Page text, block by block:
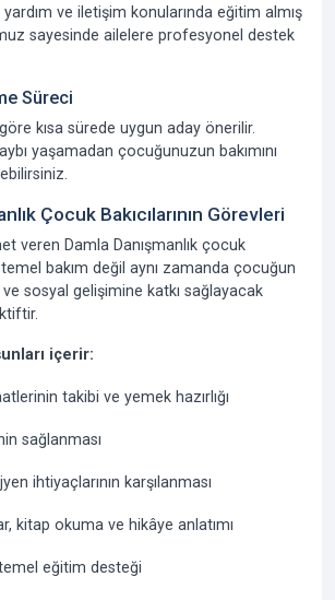
ve iletişim konularında eğitim almış
sayesinde ailelere profesyonel destek
Süreci
kısa sürede uygun aday önerilir.
yaşamadan çocuğunuzun bakımını
Çocuk Bakıcılarının Görevleri
veren Damla Danışmanlık çocuk
temel bakım değil aynı zamanda çocuğun
sosyal gelişimine katkı sağlayacak
içerir:
takibi ve yemek hazırlığı
sağlanması
ihtiyaçlarının karşılanması
kitap okuma ve hikâye anlatımı
eğitim desteği